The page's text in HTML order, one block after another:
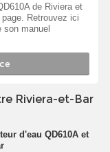
de Riviera et
Retrouvez ici
son manuel
Riviera-et-Bar
d'eau QD610A et